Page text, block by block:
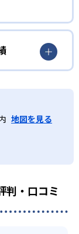
。このスタ
えてもらう
姿勢を身に
自らの学習
も学習でき
る。
イル
習い事で忙し
わかる楽し
。
調整するた
につけられ
も向け
気を引き出せ
りしてい
向け
ュールに合わ
、集中力や目
できる。ま
応したレベ
ねたり、簡
国語の3教
塾を検討す
いない。志
地図を見る
判・口コミ